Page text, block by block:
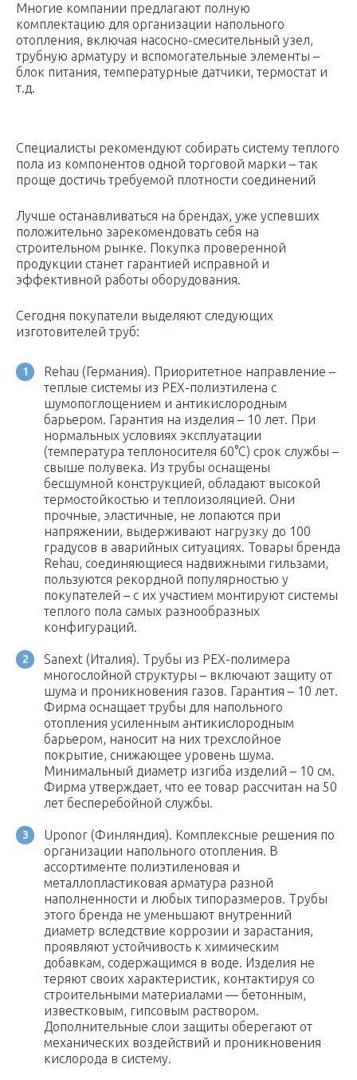
Многие компании предлагают полную
комплектацию для организации напольного
отопления, включая насосно-смесительный узел,
трубную арматуру и вспомогательные элементы –
блок питания, температурные датчики, термостат и
т.д.
Специалисты рекомендуют собирать систему теплого
пола из компонентов одной торговой марки – так
проще достичь требуемой плотности соединений
Лучше останавливаться на брендах, уже успевших
положительно зарекомендовать себя на
строительном рынке. Покупка проверенной
продукции станет гарантией исправной и
эффективной работы оборудования.
Сегодня покупатели выделяют следующих
изготовителей труб:
Rehau (Германия). Приоритетное направление –
теплые системы из PEX-полиэтилена с
шумопоглощением и антикислородным
барьером. Гарантия на изделия – 10 лет. При
нормальных условиях эксплуатации
(температура теплоносителя 60°C) срок службы –
свыше полувека. Из трубы оснащены
бесшумной конструкцией, обладают высокой
термостойкостью и теплоизоляцией. Они
прочные, эластичные, не лопаются при
напряжении, выдерживают нагрузку до 100
градусов в аварийных ситуациях. Товары бренда
Rehau, соединяющиеся надвижными гильзами,
пользуются рекордной популярностью у
покупателей – с их участием монтируют системы
теплого пола самых разнообразных
конфигураций.
Sanext (Италия). Трубы из PEX-полимера
многослойной структуры – включают защиту от
шума и проникновения газов. Гарантия – 10 лет.
Фирма оснащает трубы для напольного
отопления усиленным антикислородным
барьером, наносит на них трехслойное
покрытие, снижающее уровень шума.
Минимальный диаметр изгиба изделий – 10 см.
Фирма утверждает, что ее товар рассчитан на 50
лет бесперебойной службы.
Uponor (Финляндия). Комплексные решения по
организации напольного отопления. В
ассортименте полиэтиленовая и
металлопластиковая арматура разной
наполненности и любых типоразмеров. Трубы
этого бренда не уменьшают внутренний
диаметр вследствие коррозии и зарастания,
проявляют устойчивость к химическим
добавкам, содержащимся в воде. Изделия не
теряют своих характеристик, контактируя со
строительными материалами — бетонным,
известковым, гипсовым раствором.
Дополнительные слои защиты оберегают от
механических воздействий и проникновения
кислорода в систему.